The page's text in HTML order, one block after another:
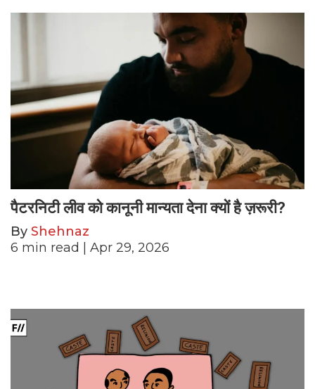
पैटरनिटी लीव को कानूनी मान्यता देना क्यों है ज़रूरी?
By Shehnaz
6 min read | Apr 29, 2026